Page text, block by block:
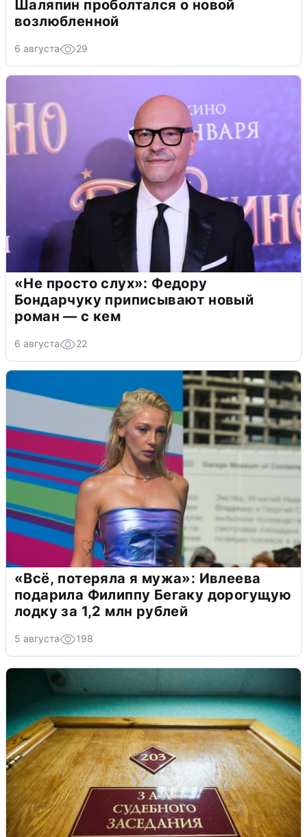
Шаляпин проболтался о новой
возлюбленной
6 августа 29
«Не просто слух»: Федору
Бондарчуку приписывают новый
роман — с кем
6 августа 22
«Всё, потеряла я мужа»: Ивлеева
подарила Филиппу Бегаку дорогущую
лодку за 1,2 млн рублей
5 августа 198